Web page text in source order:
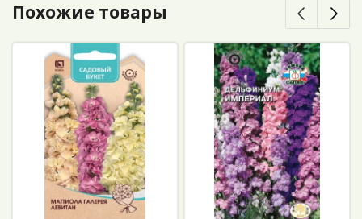
Похожие товары